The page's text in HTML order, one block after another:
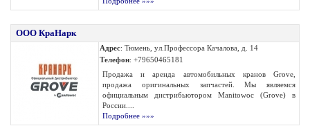
ООО КраНарк
Адрес: Тюмень, ул.Профессора Качалова, д. 14
Телефон: +79650465181
Продажа и аренда автомобильных кранов Grove,
продажа оригинальных запчастей. Мы являемся
официальным дистрибьютором Manitowoc (Grove) в
России....
Подробнее »»»